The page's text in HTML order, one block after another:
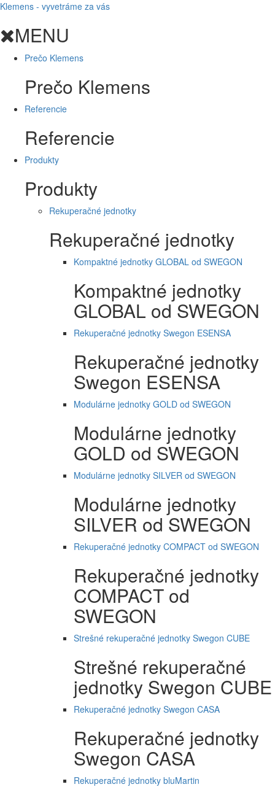
Klemens - vyvetráme za vás
MENU
Prečo Klemens
Prečo Klemens
Referencie
Referencie
Produkty
Produkty
Rekuperačné jednotky
Rekuperačné jednotky
Kompaktné jednotky GLOBAL od SWEGON
Kompaktné jednotky
GLOBAL od SWEGON
Rekuperačné jednotky Swegon ESENSA
Rekuperačné jednotky
Swegon ESENSA
Modulárne jednotky GOLD od SWEGON
Modulárne jednotky
GOLD od SWEGON
Modulárne jednotky SILVER od SWEGON
Modulárne jednotky
SILVER od SWEGON
Rekuperačné jednotky COMPACT od SWEGON
Rekuperačné jednotky
COMPACT od
SWEGON
Strešné rekuperačné jednotky Swegon CUBE
Strešné rekuperačné
jednotky Swegon CUBE
Rekuperačné jednotky Swegon CASA
Rekuperačné jednotky
Swegon CASA
Rekuperačné jednotky bluMartin